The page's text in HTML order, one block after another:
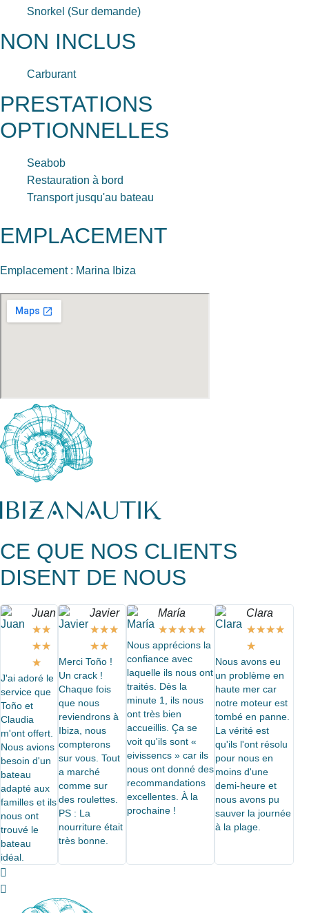
Snorkel (Sur demande)
NON INCLUS
Carburant
PRESTATIONS
OPTIONNELLES
Seabob
Restauration à bord
Transport jusqu'au bateau
EMPLACEMENT
Emplacement : Marina Ibiza
CE QUE NOS CLIENTS
DISENT DE NOUS
Juan
★★
★★
★
J'ai adoré le
service que
Toño et
Claudia
m'ont offert.
Nous avions
besoin d'un
bateau
adapté aux
familles et ils
nous ont
trouvé le
bateau
idéal.
Javier
★★★
★★
Merci Toño !
Un crack !
Chaque fois
que nous
reviendrons à
Ibiza, nous
compterons
sur vous. Tout
a marché
comme sur
des roulettes.
PS : La
nourriture était
très bonne.
María
★★★★★
Nous apprécions la
confiance avec
laquelle ils nous ont
traités. Dès la
minute 1, ils nous
ont très bien
accueillis. Ça se
voit qu'ils sont «
eivissencs » car ils
nous ont donné des
recommandations
excellentes. À la
prochaine !
Clara
★★★★
★
Nous avons eu
un problème en
haute mer car
notre moteur est
tombé en panne.
La vérité est
qu'ils l'ont résolu
pour nous en
moins d'une
demi-heure et
nous avons pu
sauver la journée
à la plage.